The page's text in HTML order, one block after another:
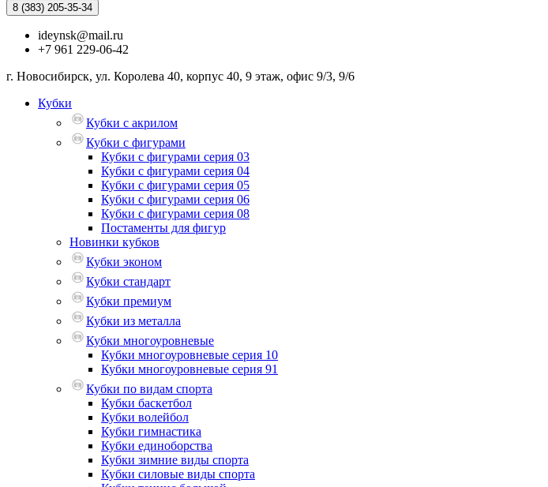
8 (383) 205-35-34
ideynsk@mail.ru
+7 961 229-06-42
г. Новосибирск, ул. Королева 40, корпус 40, 9 этаж, офис 9/3, 9/6
Кубки
Кубки с акрилом
Кубки с фигурами
Кубки с фигурами серия 03
Кубки с фигурами серия 04
Кубки с фигурами серия 05
Кубки с фигурами серия 06
Кубки с фигурами серия 08
Постаменты для фигур
Новинки кубков
Кубки эконом
Кубки стандарт
Кубки премиум
Кубки из металла
Кубки многоуровневые
Кубки многоуровневые серия 10
Кубки многоуровневые серия 91
Кубки по видам спорта
Кубки баскетбол
Кубки волейбол
Кубки гимнастика
Кубки единоборства
Кубки зимние виды спорта
Кубки силовые виды спорта